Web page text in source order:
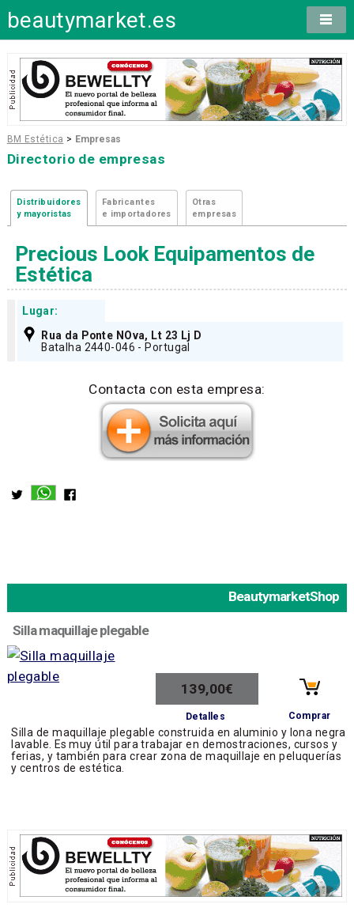
beautymarket.es
BM Estética > Empresas
Directorio de empresas
Distribuidores
y mayoristas
Fabricantes
e importadores
Otras
empresas
Precious Look Equipamentos de
Estética
Lugar:
Rua da Ponte NOva, Lt 23 Lj D
Batalha 2440-046 - Portugal
Contacta con esta empresa:
BeautymarketShop
Silla maquillaje plegable
139,00€
Detalles Comprar
Silla de maquillaje plegable construida en aluminio y lona negra
lavable. Es muy útil para trabajar en demostraciones, cursos y
ferias, y también para crear zona de maquillaje en peluquerías
y centros de estética.